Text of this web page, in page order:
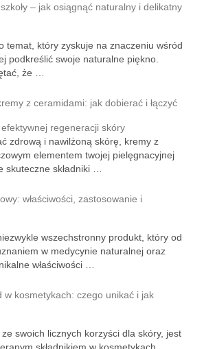
– jak osiągnąć naturalny i delikatny
temat, który zyskuje na znaczeniu wśród
podkreślić swoje naturalne piękno.
że …
z ceramidami: jak dobierać i łączyć
regeneracji skóry
zdrową i nawilżoną skórę, kremy z
elementem twojej pielęgnacyjnej
skuteczne składniki …
właściwości, zastosowanie i
wszechstronny produkt, który od
w medycynie naturalnej oraz
właściwości …
w kosmetykach: czego unikać i jak
swoich licznych korzyści dla skóry, jest